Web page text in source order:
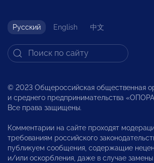
Русский English 中文
© 2023 Общероссийская общественная
и среднего предпринимательства
Все права защищены.
Комментарии на сайте проходят
требованиям российского
публикуем сообщения, содержащие
и/или оскорбления, даже в случае замены